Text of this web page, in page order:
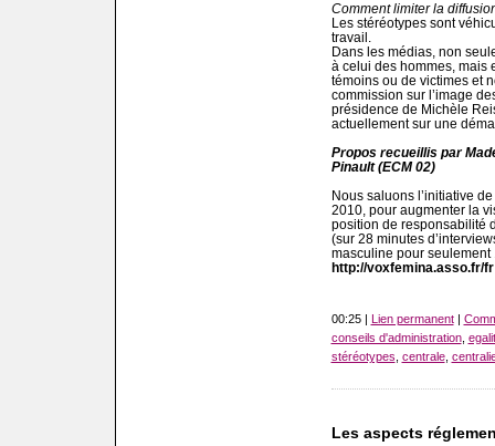
Comment limiter la
Les stéréotypes sont
travail.
Dans les médias, non
à celui des hommes, mais
témoins ou de victimes et
commission sur l’image
présidence de Michèle
actuellement sur une
Propos recueillis par
Pinault (ECM 02)
Nous saluons l’initiative
2010, pour augmenter la
position de responsabilité
(sur 28 minutes
masculine pour
http://voxfemina.asso.fr/fr
00:25 | Lien permanent|
conseils d'administration,
stéréotypes centrale,
Les aspects